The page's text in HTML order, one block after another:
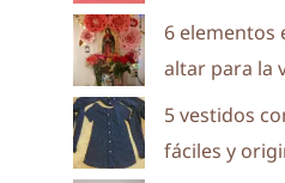
6 elementos
altar para la
5 vestidos
fáciles y